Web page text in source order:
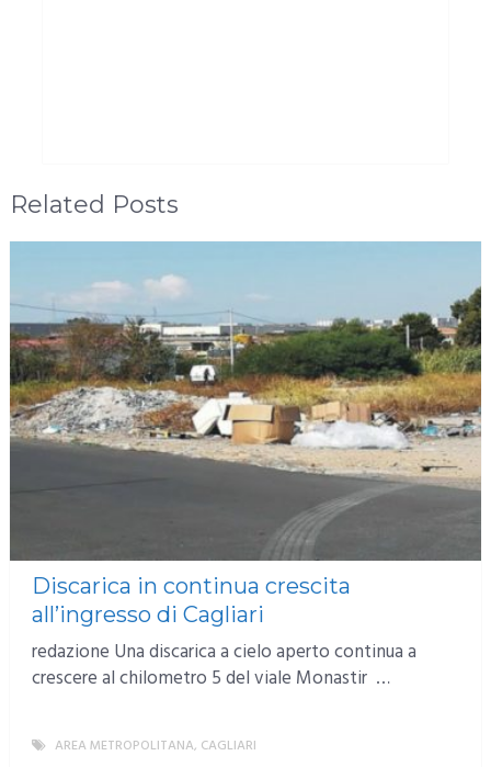
Related Posts
Discarica in continua crescita
all’ingresso di Cagliari
redazione Una discarica a cielo aperto continua a
crescere al chilometro 5 del viale Monastir …
AREA METROPOLITANA, CAGLIARI